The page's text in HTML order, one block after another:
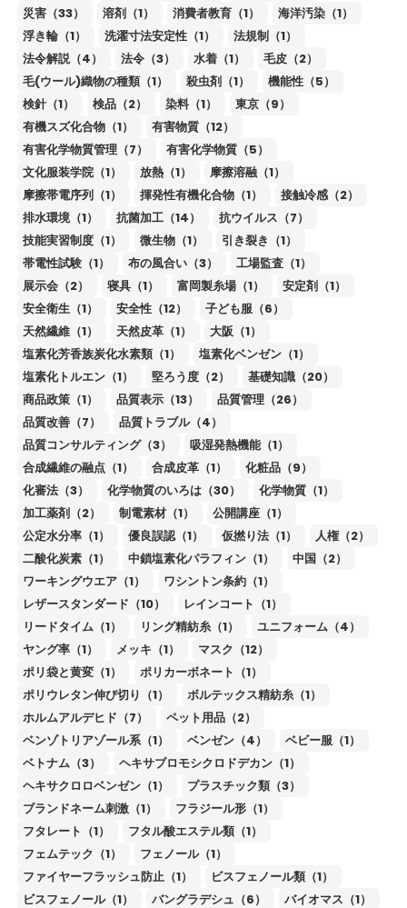
災害（33）
溶剤（1） 消費者教育（1）
海洋汚染（1）
浮き輪（1）
洗濯寸法安定性（1）
法規制（1）
法令解説（4）
法令（3） 水着（1）
毛皮（2）
毛(ウール)織物の種類（1）
殺虫剤（1）
機能性（5）
検針（1）
検品（2） 染料（1）
東京（9）
有機スズ化合物（1）
有害物質（12）
有害化学物質管理（7）
有害化学物質（5）
文化服装学院（1）
放熱（1）
摩擦溶融（1）
摩擦帯電序列（1）
揮発性有機化合物（1）
接触冷感（2）
排水環境（1）
抗菌加工（14）
抗ウイルス（7）
技能実習制度（1）
微生物（1）
引き裂き（1）
帯電性試験（1）
布の風合い（3）
工場監査（1）
展示会（2）
寝具（1） 富岡製糸場（1）
安定剤（1）
安全衛生（1）
安全性（12）
子ども服（6）
天然繊維（1）
天然皮革（1）
大阪（1）
塩素化芳香族炭化水素類（1）
塩素化ベンゼン（1）
塩素化トルエン（1）
堅ろう度（2）
基礎知識（20）
商品政策（1）
品質表示（13）
品質管理（26）
品質改善（7）
品質トラブル（4）
品質コンサルティング（3）
吸湿発熱機能（1）
合成繊維の融点（1）
合成皮革（1）
化粧品（9）
化審法（3）
化学物質のいろは（30）
化学物質（1）
加工薬剤（2）
制電素材（1）
公開講座（1）
公定水分率（1）
優良誤認（1） 仮撚り法（1）
人権（2）
二酸化炭素（1）
中鎖塩素化パラフィン（1）
中国（2）
ワーキングウエア（1）
ワシントン条約（1）
レザースタンダード（10）
レインコート（1）
リードタイム（1）
リング精紡糸（1）
ユニフォーム（4）
ヤング率（1）
メッキ（1）
マスク（12）
ポリ袋と黄変（1）
ポリカーボネート（1）
ポリウレタン伸び切り（1）
ボルテックス精紡糸（1）
ホルムアルデヒド（7）
ペット用品（2）
ベンゾトリアゾール系（1）
ベンゼン（4）
ベビー服（1）
ベトナム（3）
ヘキサブロモシクロドデカン（1）
ヘキサクロロベンゼン（1）
プラスチック類（3）
ブランドネーム刺激（1）
フラジール形（1）
フタレート（1）
フタル酸エステル類（1）
フェムテック（1）
フェノール（1）
ファイヤーフラッシュ防止（1）
ビスフェノール類（1）
ビスフェノール（1）
バングラデシュ（6） バイオマス（1）